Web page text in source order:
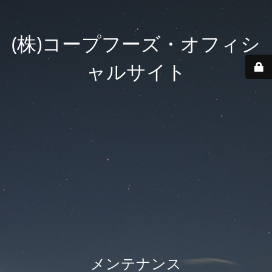
(株)コープフーズ・オフィシ
ャルサイト
メンテナンス